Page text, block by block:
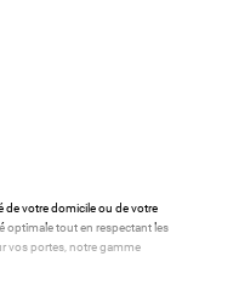
de votre domicile ou de votre
optimale tout en respectant les
vos portes, notre gamme